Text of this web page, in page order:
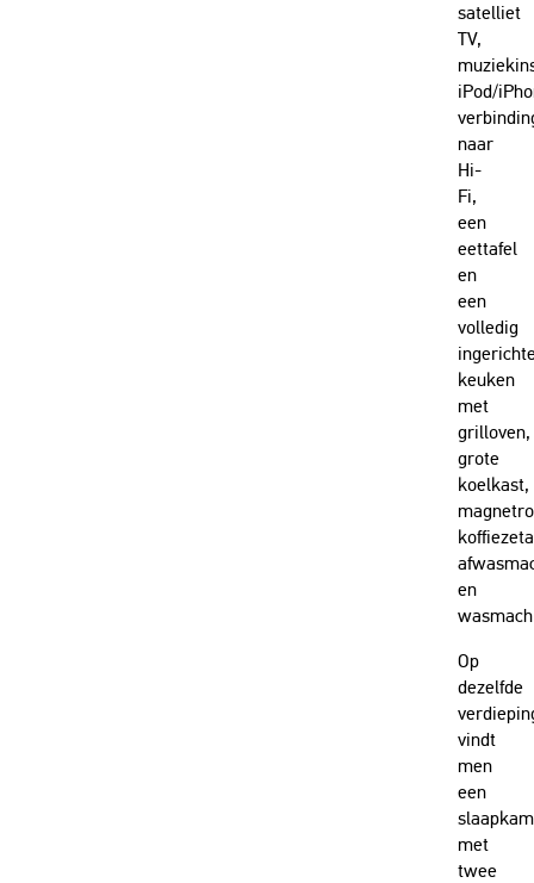
satelliet
TV,
iPod/
naar
Hi-
Fi,
een
eettafel
en
een
volledig
keuken
met
grilloven,
grote
koelkast,
en
Op
dezelfde
vindt
men
een
met
twee